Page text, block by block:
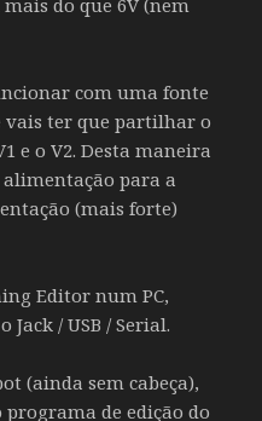
do que 6V (nem
com uma fonte
vais ter que partilhar o
e o V2. Desta maneira
para a
(mais forte)
Editor num PC,
/ USB / Serial.
(ainda sem cabeça),
programa de edição do